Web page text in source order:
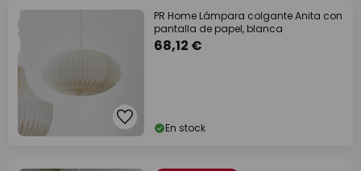
PR Home Lámpara colgante Anita con
pantalla de papel, blanca
68,12 €
En stock